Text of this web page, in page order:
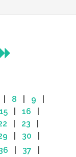
8 9
15 16
23
30
37